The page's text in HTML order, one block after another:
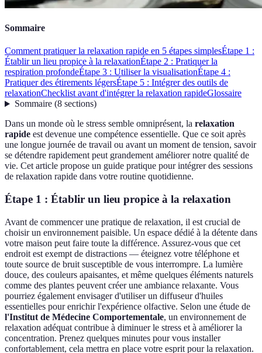
Sommaire
Comment pratiquer la relaxation rapide en 5 étapes simplesÉtape 1 :
Établir un lieu propice à la relaxationÉtape 2 : Pratiquer la
respiration profondeÉtape 3 : Utiliser la visualisationÉtape 4 :
Pratiquer des étirements légersÉtape 5 : Intégrer des outils de
relaxationChecklist avant d'intégrer la relaxation rapideGlossaire
Sommaire(8 sections)
Dans un monde où le stress semble omniprésent, la relaxation
rapide est devenue une compétence essentielle. Que ce soit après
une longue journée de travail ou avant un moment de tension, savoir
se détendre rapidement peut grandement améliorer notre qualité de
vie. Cet article propose un guide pratique pour intégrer des sessions
de relaxation rapide dans votre routine quotidienne.
Étape 1 : Établir un lieu propice à la relaxation
Avant de commencer une pratique de relaxation, il est crucial de
choisir un environnement paisible. Un espace dédié à la détente dans
votre maison peut faire toute la différence. Assurez-vous que cet
endroit est exempt de distractions — éteignez votre téléphone et
toute source de bruit susceptible de vous interrompre. La lumière
douce, des couleurs apaisantes, et même quelques éléments naturels
comme des plantes peuvent créer une ambiance relaxante. Vous
pourriez également envisager d'utiliser un diffuseur d'huiles
essentielles pour enrichir l'expérience olfactive. Selon une étude de
l'Institut de Médecine Comportementale, un environnement de
relaxation adéquat contribue à diminuer le stress et à améliorer la
concentration. Prenez quelques minutes pour vous installer
confortablement, cela mettra en place votre esprit pour la relaxation.